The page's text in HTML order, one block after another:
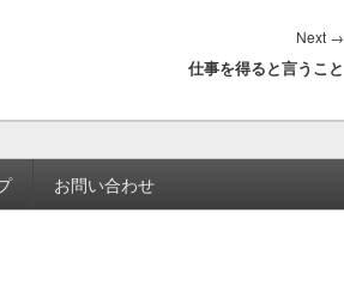
Next →
仕事を得ると言うこと
お問い合わせ